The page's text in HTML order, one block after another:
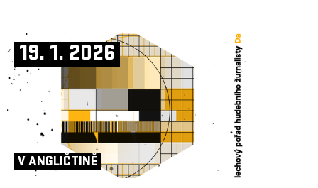
19. 1. 2026
V ANGLIČTINĚ